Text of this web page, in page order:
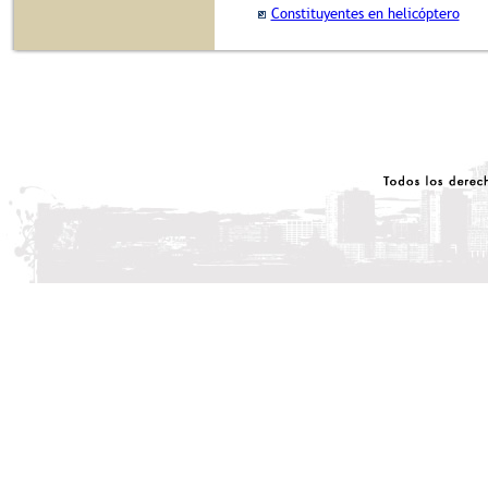
Constituyentes en helicóptero